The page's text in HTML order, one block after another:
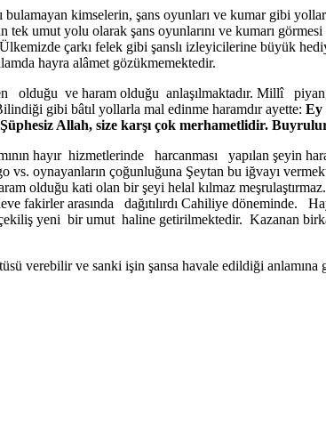
bulamayan kimselerin, şans oyunları ve kumar gibi
umut yolu olarak şans oyunlarını ve kumarı
çarkı felek gibi şanslı izleyicilerine bü­yük
hayra alâmet gözükmemektedir.
ve haram olduğu anlaşılmaktadır. Millî
gibi bâtıl yollarla mal edinme haramdır ayette: Ey
Allah, size karşı çok merhametlidir.
hayır hizmetlerinde harcanması yapılan
oynayanların çoğunluğuna Şeytan bu iğvayı
olduğu kati olan bir şeyi helal kılmaz
fakirler arasında dağıtılırdı Cahiliye
yeni bir umut haline getirilmektedir. Kaza­nan
verebilir ve sanki işin şansa havale edildiği